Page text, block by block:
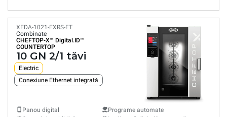
XEDA-1021-EXRS-ET
Combinate
CHEFTOP-X™ Digital.ID™
COUNTERTOP
10 GN 2/1 tăvi
Electric
Conexiune Ethernet integrată
Panou digital
Programe automate